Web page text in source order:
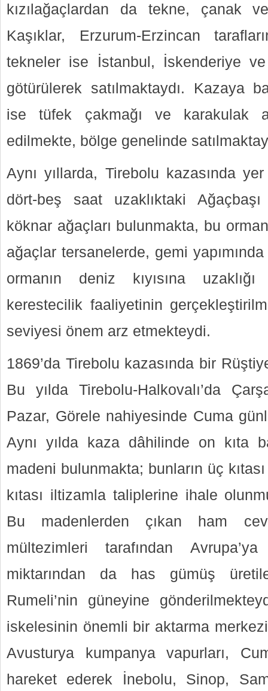
kızılağaçlardan da tekne, çanak
Kaşıklar, Erzurum-Erzincan
tekneler ise İstanbul, İskenderiye ve
götürülerek satılmaktaydı. Kazaya
ise tüfek çakmağı ve karakulak
edilmekte, bölge genelinde
Aynı yıllarda, Tirebolu kazasında
dört-beş saat uzaklıktaki
köknar ağaçları bulunmakta, bu
ağaçlar tersanelerde, gemi
ormanın deniz kıyısına
kerestecilik faaliyetinin
seviyesi önem arz etmekteydi.
1869’da Tirebolu kazasında bir
Bu yılda Tirebolu-Halkovalı’da
Pazar, Görele nahiyesinde Cuma
Aynı yılda kaza dâhilinde on kıta
madeni bulunmakta; bunların üç
kıtası iltizamla taliplerine ihale
Bu madenlerden çıkan ham
mültezimleri tarafından
miktarından da has gümüş
Rumeli’nin güneyine
iskelesinin önemli bir aktarma
Avusturya kumpanya vapurları,
hareket ederek İnebolu, Sinop,